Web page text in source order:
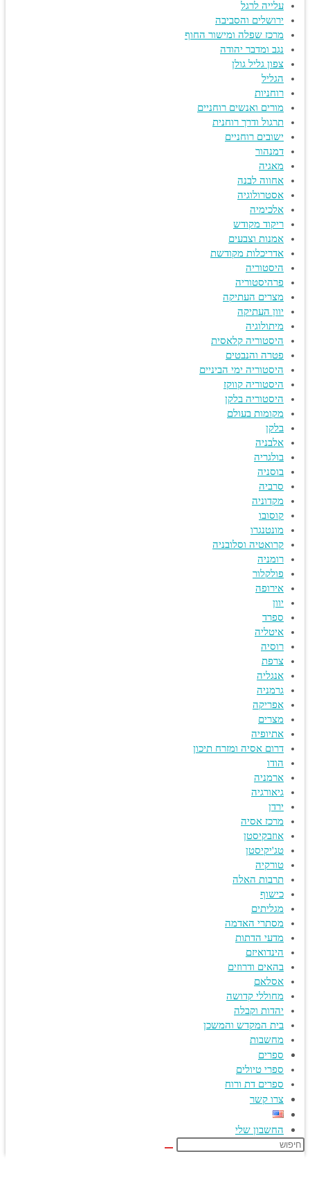
עלייה לרגל
ירושלים והסביבה
מרכז שפלה ומישור החוף
נגב ומדבר יהודה
צפון גליל גולן
הגליל
רוחניות
מורים ואנשים רוחניים
תרגול ודרך רוחנית
ישובים רוחניים
דמנהור
מאגיה
אחווה לבנה
אסטרולוגיה
אלכימיה
ריקוד מקודש
אמנות וצבעים
אדריכלות מקודשת
היסטוריה
פרהיסטוריה
מצרים העתיקה
יוון העתיקה
מיתולוגיה
היסטוריה קלאסית
פטרה והנבטים
היסטוריה ימי הביניים
היסטוריה קווקז
היסטוריה בלקן
מקומות בעולם
בלקן
אלבניה
בולגריה
בוסניה
סרביה
מקדוניה
קוסובו
מונטנגרו
קרואטיה וסלובניה
רומניה
פולקלור
אירופה
ספרד
איטליה
רוסיה
צרפת
אנגליה
גרמניה
אפריקה
מצרים
אתיופיה
דרום אסיה ומזרח תיכון
הודו
ארמניה
גיאורגיה
ירדן
מרכז אסיה
אוזבקיסטן
טג'יקיסטן
טורקיה
תרבות האלה
כישוף
מגליתים
מסתרי האדמה
מדעי הדתות
הינדואיזם
בהאים ודרוזים
אסלאם
מחוללי קדושה
יהדות וקבלה
בית המקדש והמשכן
מחשבות
ספרים
ספרי טיולים
ספרים דת ורוח
צרו קשר
החשבון שלי